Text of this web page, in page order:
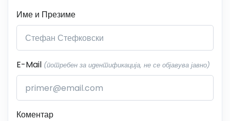
Име и Презиме
E-Mail (потребен за идентификација, не се објавува јавно)
Коментар